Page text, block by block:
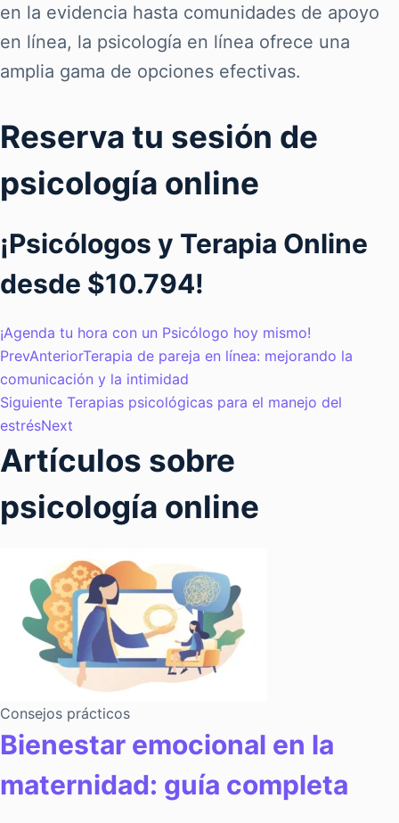
en la evidencia hasta comunidades de apoyo
en línea, la psicología en línea ofrece una
amplia gama de opciones efectivas.
Reserva tu sesión de
psicología online
¡Psicólogos y Terapia Online
desde $10.794!
¡Agenda tu hora con un Psicólogo hoy mismo!
PrevAnteriorTerapia de pareja en línea: mejorando la
comunicación y la intimidad
Siguiente Terapias psicológicas para el manejo del
estrésNext
Artículos sobre
psicología online
Consejos prácticos
Bienestar emocional en la
maternidad: guía completa